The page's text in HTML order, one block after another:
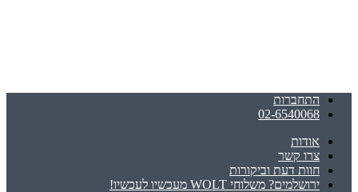
התחברות
02-6540068
אודות
צרו קשר
חוות דעת וביקורות
ירושלמים? משלוחי WOLT מעכשיו לעכשיו!